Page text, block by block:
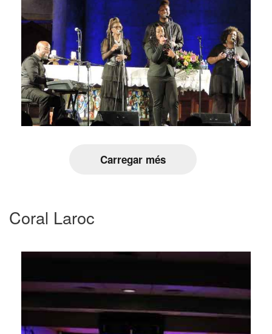
Carregar més
Coral Laroc